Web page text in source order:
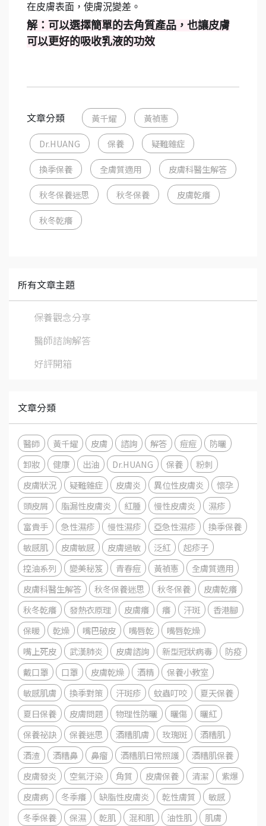
在皮膚表面，使膚況變差。
解：可以選擇簡單的去角質產品，也讓皮膚
可以更好的吸收乳液的功效
文章分類 黃千耀 黃禎憲
Dr.HUANG 保養 疑難雜症
換季保養 全膚質適用 皮膚科醫生解答
秋冬保養迷思 秋冬保養 皮膚乾癢
秋冬乾癢
所有文章主題
保養觀念分享
醫師諮詢解答
好評開箱
文章分類
醫師 黃千耀 皮膚 諮詢 解答 痘痘
防曬
卸妝
健康 出油 Dr.HUANG 保養
粉刺
皮膚狀況
疑難雜症 皮膚炎 異位性皮膚炎
懷孕
頭皮屑
脂漏性皮膚炎 紅腫 慢性皮膚炎
濕疹
富貴手
急性濕疹 慢性濕疹 亞急性濕疹
換季保養
敏感肌
皮膚敏感 皮膚過敏 泛紅
起疹子
控油系列
變美秘笈 青春痘 黃禎憲
全膚質適用
皮膚科醫生解答
秋冬保養迷思 秋冬保養
皮膚乾癢
秋冬乾癢
發熱衣原理 皮膚癢 癢 汗斑
香港腳
保暖
乾燥 嘴巴破皮 嘴唇乾
嘴唇乾燥
嘴上死皮
武漢肺炎 皮膚諮詢 新型冠狀病毒
防疫
戴口罩
口罩 皮膚乾燥 酒精
保養小教室
敏感肌膚
換季對策 汗斑疹 蚊蟲叮咬
夏天保養
夏日保養
皮膚問題 物理性防曬 曬傷
曬紅
保養祕訣
保養迷思 酒糟肌膚 玫瑰斑
酒糟肌
酒渣
酒糟鼻 鼻瘤 酒糟肌日常照護
酒糟肌保養
皮膚發炎
空氣汙染 角質 皮膚保養 清潔
紫爆
皮膚病
冬季癢 缺脂性皮膚炎 乾性膚質
敏感
冬季保養
保濕 乾肌 混和肌 油性肌
肌膚